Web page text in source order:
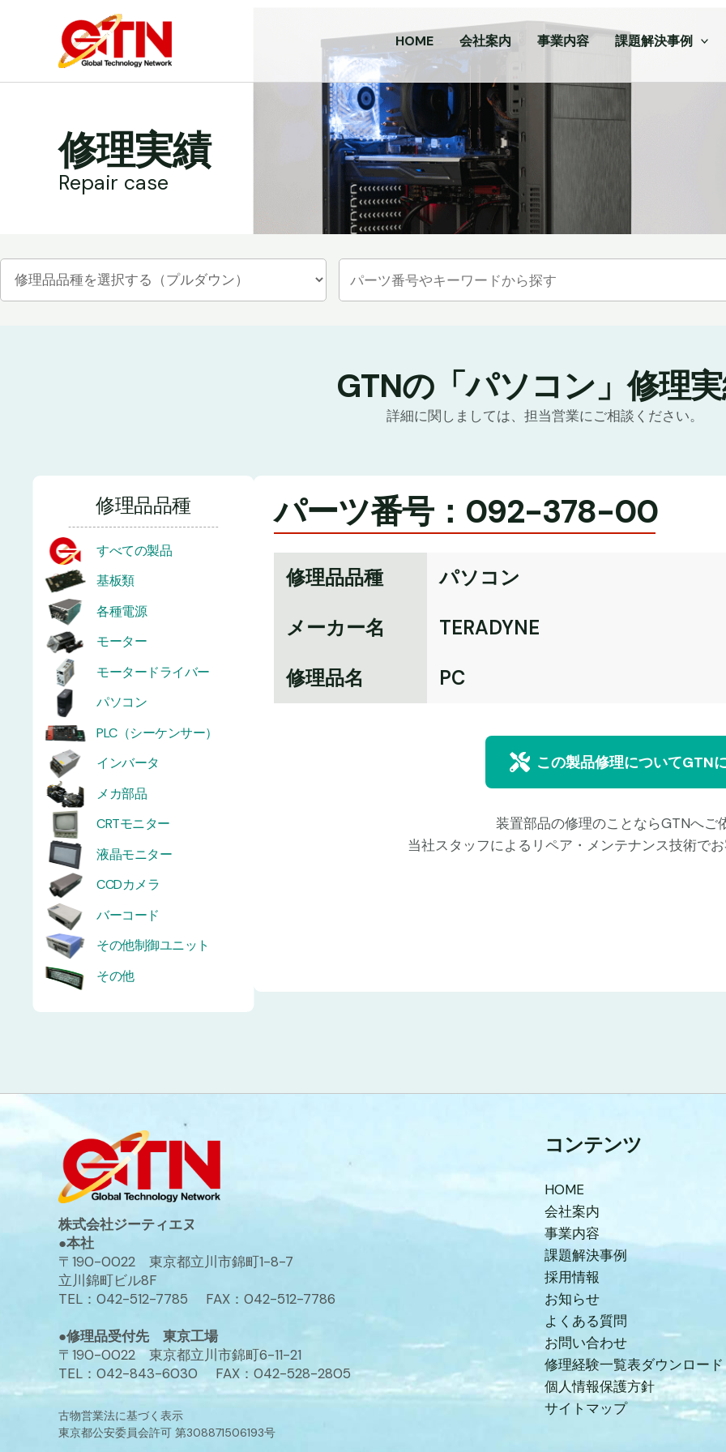
HOME 会社案内 事業内容 課題解決事例
修理実績
Repair case
GTNの「パソコン」修理
詳細に関しましては、担当営業にご相談ください。
修理品品種
すべての製品
基板類
各種電源
モーター
モータードライバー
パソコン
PLC（シーケンサー）
インバータ
メカ部品
CRTモニター
液晶モニター
CCDカメラ
バーコード
その他制御ユニット
その他
パーツ番号：092-378-00
修理品品種
パソコン
メーカー名
TERADYNE
修理品名
PC
この製品修理についてGTN
装置部品の修理のことならGTNへご
当社スタッフによるリペア・メンテナンス技術で
株式会社ジーティエヌ
●本社
〒190-0022 東京都立川市錦町1-8-7
立川錦町ビル8F
TEL：042-512-7785 FAX：042-512-7786
●修理品受付先 東京工場
〒190-0022 東京都立川市錦町6-11-21
TEL：042-843-6030 FAX：042-528-2805
古物営業法に基づく表示
東京都公安委員会許可 第308871506193号
コンテンツ
HOME
会社案内
事業内容
課題解決事例
採用情報
お知らせ
よくある質問
お問い合わせ
修理経験一覧表ダウンロード
個人情報保護方針
サイトマップ